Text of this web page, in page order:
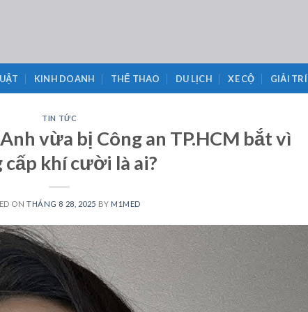
KINH DOANH THỂ THAO DU LỊCH XE CỘ GIẢI TRÍ
TIN TỨC
vừa bị Công an TP.HCM bắt vì
cấp khí cười là ai?
ONTHÁNG 8 28, 2025 BY M1MED